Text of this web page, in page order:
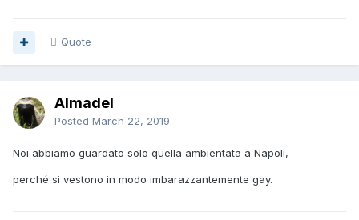
Quote
Almadel
Posted March 22, 2019
Noi abbiamo guardato solo quella ambientata a Napoli,
perché si vestono in modo imbarazzantemente gay.